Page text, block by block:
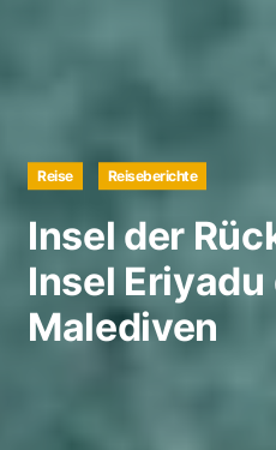
Reise Reiseberichte
Insel der
Insel Eriyadu
Malediven